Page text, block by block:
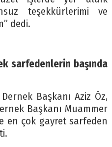
teşekkürlerimi ve
dedi.
sarfedenlerin başında
Başkanı Aziz Öz,
Başkanı Muammer
en çok gayret sarfeden